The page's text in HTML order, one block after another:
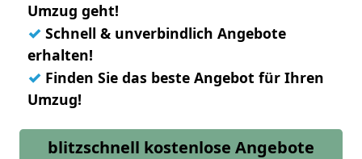
Umzug geht!
✓ Schnell & unverbindlich Angebote
erhalten!
✓ Finden Sie das beste Angebot für Ihren
Umzug!
blitzschnell kostenlose Angebote